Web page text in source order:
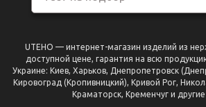
UTEHO — интернет-магазин изделий из
доступной цене, гарантия на всю
Украине: Киев, Харьков, Днепропетровск
Кировоград (Кропивницкий), Кривой Рог,
Краматорск, Кременчуг и